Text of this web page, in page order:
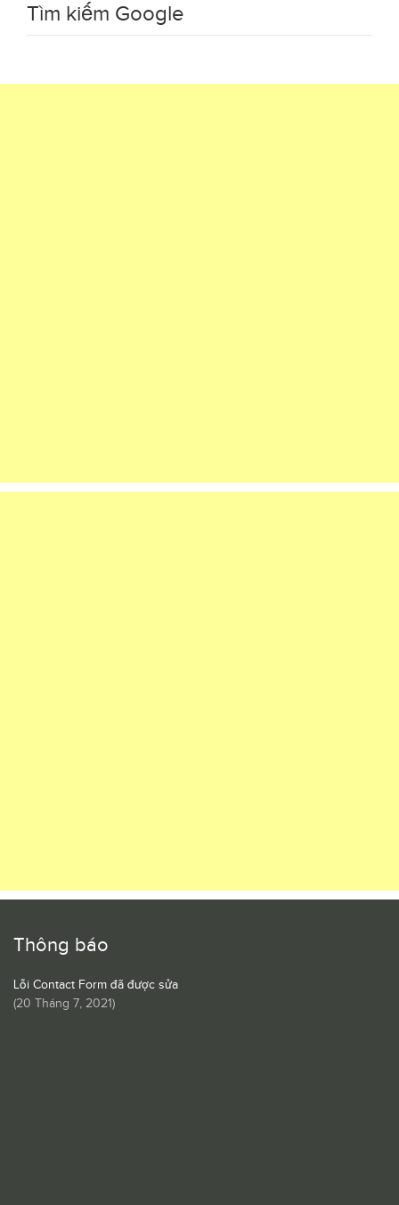
Tìm kiếm Google
Thông báo
Lỗi Contact Form đã được sửa
(20 Tháng 7, 2021)